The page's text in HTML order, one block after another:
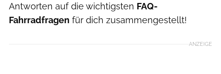
Antworten auf die wichtigsten FAQ-
Fahrradfragen für dich zusammengestellt!
ANZEIGE